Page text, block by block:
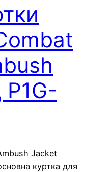
P1G-
Jacket
куртка для